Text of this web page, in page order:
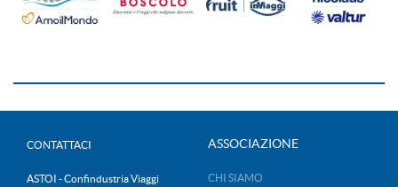
CONTATTACI
ASTOI - Confindustria Viaggi
ASSOCIAZIONE
CHI SIAMO